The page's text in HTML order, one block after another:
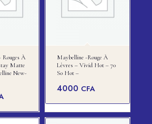
À
Matte
New-
Maybelline -rouge À
Lèvres – Vivid Hot – 70
So Hot –
4000 CFA